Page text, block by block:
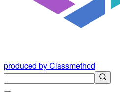
produced by Classmethod